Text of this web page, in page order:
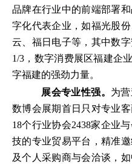
品牌在行业中的前端部署
字化代表企业，如福光股
云、福日电子等，其中数
1/3，数字消费展区福建企
字福建的强劲力量。
展会专业性强。 为
数博会展期首日只对专业
18个行业协会2438家企业
技的专业贸易平台，精准
及个人采购商与会洽谈，